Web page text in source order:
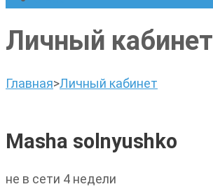
Личный кабинет
Главная>Личный кабинет
Masha solnyushko
не в сети 4 недели